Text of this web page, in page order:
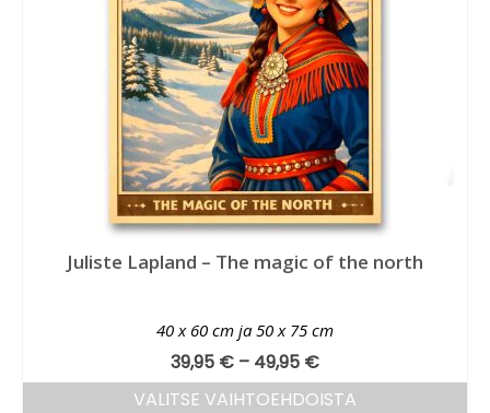
Juliste Lapland – The magic of the north
40 x 60 cm ja 50 x 75 cm
39,95 € – 49,95 €
VALITSE VAIHTOEHDOISTA